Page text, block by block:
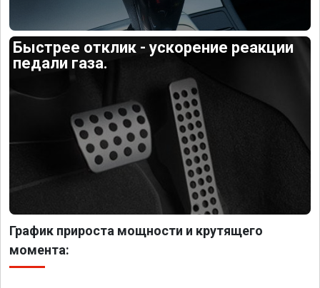
Быстрее отклик - ускорение реакции
педали газа.
График прироста мощности и крутящего
момента: